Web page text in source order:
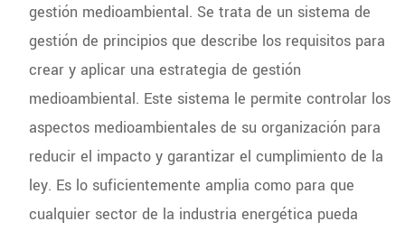
gestión medioambiental. Se trata de un sistema de
gestión de principios que describe los requisitos para
crear y aplicar una estrategia de gestión
medioambiental. Este sistema le permite controlar los
aspectos medioambientales de su organización para
reducir el impacto y garantizar el cumplimiento de la
ley. Es lo suficientemente amplia como para que
cualquier sector de la industria energética pueda